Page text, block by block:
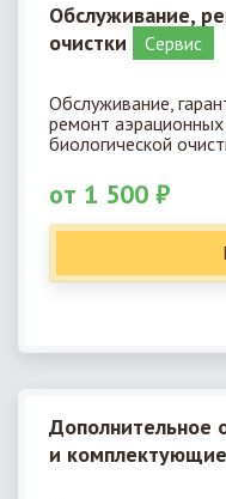
Обслуживание,
очистки
Cервис
Обслуживание,
ремонт аэрационных
биологической
от 1 500 ₽
Дополнительное
и комплектующие